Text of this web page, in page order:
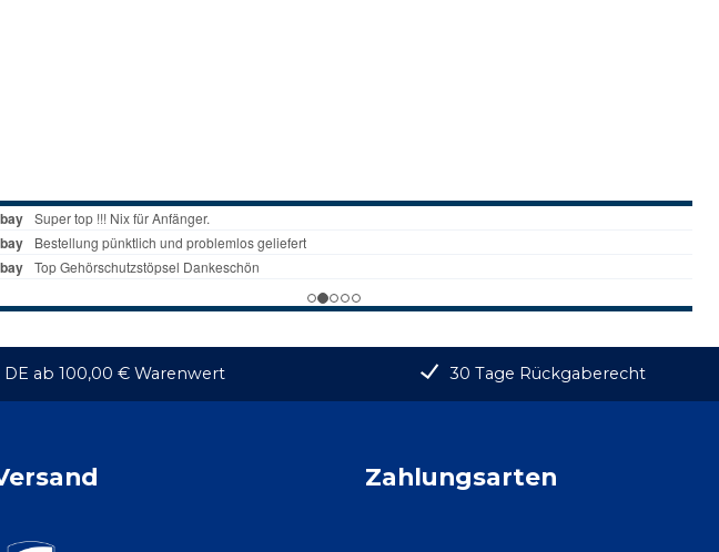
ab 100,00 € Warenwert 30 Tage Rückgaberecht
Zahlungsarten